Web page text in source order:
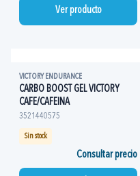
Ver producto
VICTORY ENDURANCE
CARBO BOOST GEL VICTORY
CAFE/CAFEINA
3521440575
Sin stock
Consultar precio